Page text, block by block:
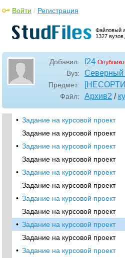
Файловый
1327
Войти / Регистрация
Добавил: f24
Вуз: Северный
Предмет:
Файл: Архив2 /
• Задание на курсовой проект
Задание на курсовой проект
• Задание на курсовой проект
Задание на курсовой проект
• Задание на курсовой проект
Задание на курсовой проект
• Задание на курсовой проект
Задание на курсовой проект
• Задание на курсовой проект
Задание на курсовой проект
• Задание на курсовой проект